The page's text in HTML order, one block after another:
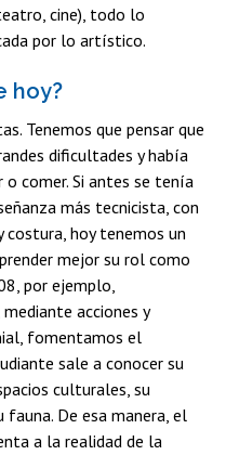
cine), todo lo
por lo artístico.
hoy?
Tenemos que pensar que
dificultades y había
comer. Si antes se tenía
más tecnicista, con
costura, hoy tenemos un
mejor su rol como
por ejemplo,
acciones y
fomentamos el
sale a conocer su
culturales, su
De esa manera, el
a la realidad de la